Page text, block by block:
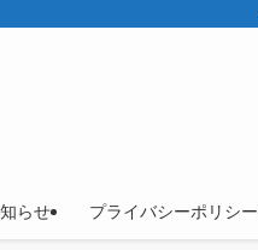
らせ プライバシーポリシー